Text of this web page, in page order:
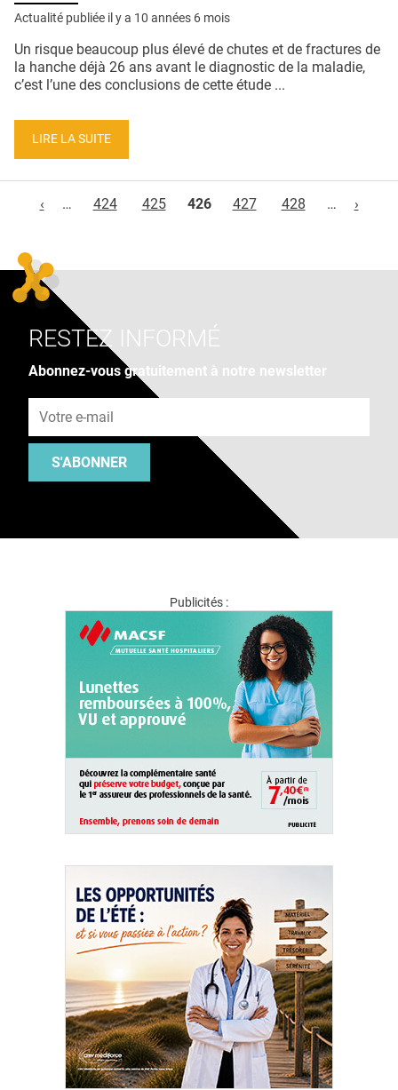
Actualité publiée il y a 10 années 6 mois
Un risque beaucoup plus élevé de chutes et de fractures de
la hanche déjà 26 ans avant le diagnostic de la maladie,
c’est l’une des conclusions de cette étude ...
LIRE LA SUITE
‹
… 424 425 426 427 428 … ›
RESTEZ INFORMÉ
Abonnez-vous gratuitement à notre newsletter
S'ABONNER
Publicités :